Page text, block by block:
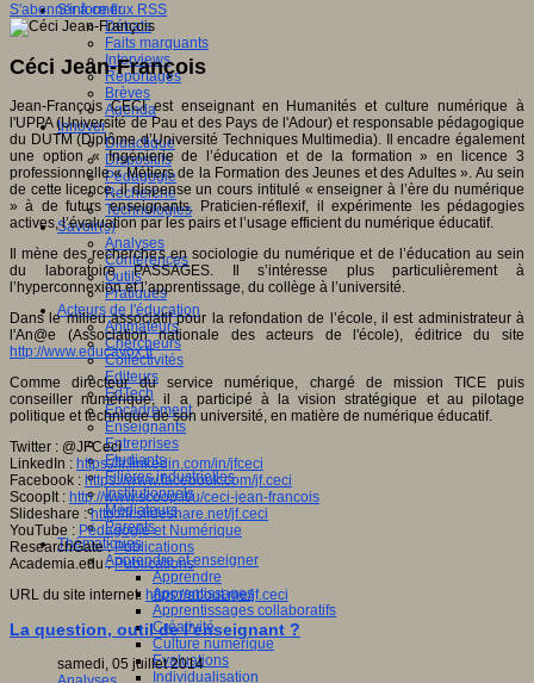
S'informer
Débats
Faits marquants
Interviews
Reportages
Brèves
Agenda
Innover
Didactique
Dispositifs
Pédagogie
Recherche
Technologies
Savoir(s)
Analyses
Conférences
Outils
Pratiques
Acteurs de l'éducation
Animateurs
Chercheurs
Collectivités
Editeurs
EdTech
Encadrement
Enseignants
Entreprises
Etudiants
Filières industrielles
Institutionnels
Médiateurs
Parents
Thématiques
Apprendre et enseigner
Apprendre
Apprentissages
Apprentissages collaboratifs
Créativité
Culture numérique
Evaluations
Individualisation
S'abonner à ce flux RSS
Céci Jean-François
Jean-François CECI est enseignant en Humanités et culture numérique à
l'UPPA (Université de Pau et des Pays de l'Adour) et responsable pédagogique
du DUTM (Diplôme d’Université Techniques Multimedia). Il encadre également
une option « Ingénierie de l’éducation et de la formation » en licence 3
professionnelle « Métiers de la Formation des Jeunes et des Adultes ». Au sein
de cette licence, il dispense un cours intitulé « enseigner à l’ère du numérique
» à de futurs enseignants. Praticien-réflexif, il expérimente les pédagogies
actives, l’évaluation par les pairs et l’usage efficient du numérique éducatif.
Il mène des recherches en sociologie du numérique et de l’éducation au sein
du laboratoire PASSAGES. Il s’intéresse plus particulièrement à
l’hyperconnexion et l’apprentissage, du collège à l’université.
Dans le milieu associatif pour la refondation de l’école, il est administrateur à
l'An@e (Association nationale des acteurs de l'école), éditrice du site
http://www.educavox.fr
Comme directeur du service numérique, chargé de mission TICE puis
conseiller numérique, il a participé à la vision stratégique et au pilotage
politique et technique de son université, en matière de numérique éducatif.
Twitter : @JFCeci
LinkedIn : https://fr.linkedin.com/in/jfceci
Facebook : https://www.facebook.com/jf.ceci
ScoopIt : http://www.scoop.it/u/ceci-jean-francois
Slideshare :http://fr.slideshare.net/jf.ceci
YouTube : Pédagogie et Numérique
ResearchGate :Publications
Academia.edu :Publications
URL du site internet: https://about.me/jf.ceci
La question, outil de l’enseignant ?
samedi, 05 juillet 2014